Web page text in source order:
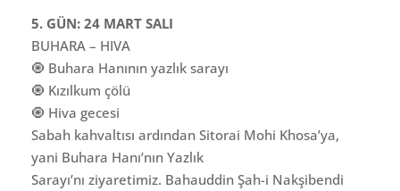
5. GÜN: 24 MART SALI
BUHARA – HIVA
🧿 Buhara Hanının yazlık sarayı
🧿 Kızılkum çölü
🧿 Hiva gecesi
Sabah kahvaltısı ardından Sitorai Mohi Khosa’ya,
yani Buhara Hanı’nın Yazlık
Sarayı’nı ziyaretimiz. Bahauddin Şah-i Nakşibendi